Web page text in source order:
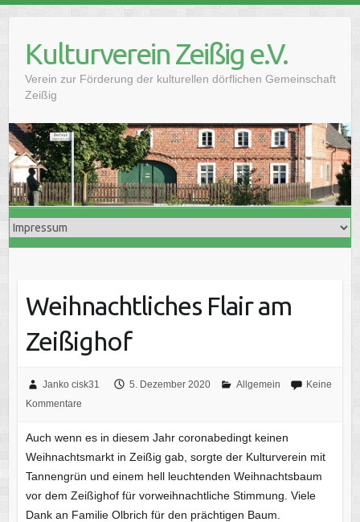
contentKulturverein Zeißig e.V.
Verein zur Förderung der kulturellen dörflichen Gemeinschaft
Zeißig
Weihnachtliches Flair am
Zeißighof
Janko cisk31 5. Dezember 2020 Allgemein
Keine
Kommentare
Auch wenn es in diesem Jahr coronabedingt keinen
Weihnachtsmarkt in Zeißig gab, sorgte der Kulturverein mit
Tannengrün und einem hell leuchtenden Weihnachtsbaum
vor dem Zeißighof für vorweihnachtliche Stimmung. Viele
Dank an Familie Olbrich für den prächtigen Baum.